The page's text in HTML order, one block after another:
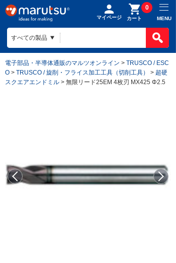
マイページ カート
0
MENU
電子部品・半導体通販のマルツオンライン > TRUSCO / ESC
O > TRUSCO / 旋削・フライス加工工具（切削工具） > 超硬
スクエアエンドミル > 無限リード25EM 4枚刃 MX425 Φ2.5